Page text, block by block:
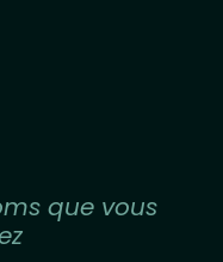
que vous